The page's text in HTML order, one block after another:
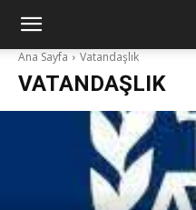
Ana Sayfa Vatandaşlık
VATANDAŞLIK